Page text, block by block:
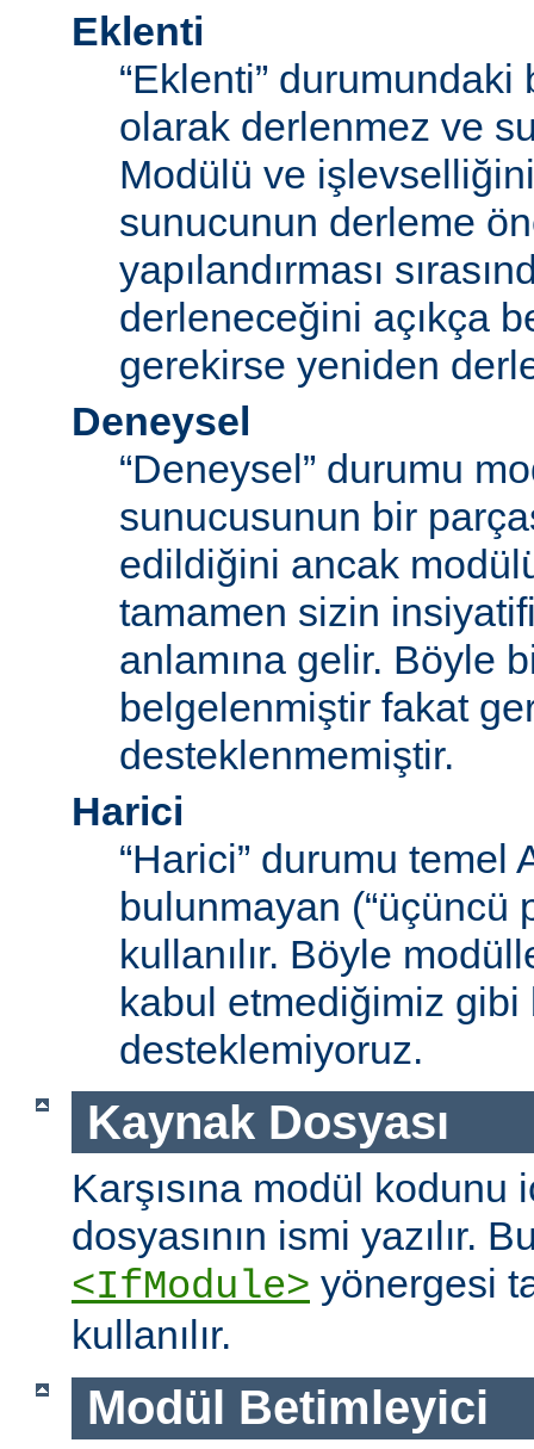
Eklenti
“Eklenti”
olarak derlenmez ve
Modülü ve
sunucunun derleme
yapılandırması
derleneceğini açıkça
gerekirse yeniden
Deneysel
“Deneysel” durumu
sunucusunun bir
edildiğini ancak
tamamen sizin
anlamına gelir. Böyle
belgelenmiştir fakat
desteklenmemiştir.
Harici
“Harici” durumu temel
bulunmayan (“üçüncü
kullanılır. Böyle
kabul etmediğimiz gibi
desteklemiyoruz.
Kaynak Dosyası
Karşısına modül kodunu
dosyasının ismi yazılır.
<IfModule> yönergesi
kullanılır.
Modül Betimleyici